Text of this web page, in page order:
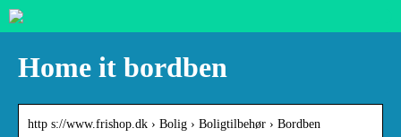
Home it bordben
http s://www.frishop.dk › Bolig › Boligtilbehør › Bordben